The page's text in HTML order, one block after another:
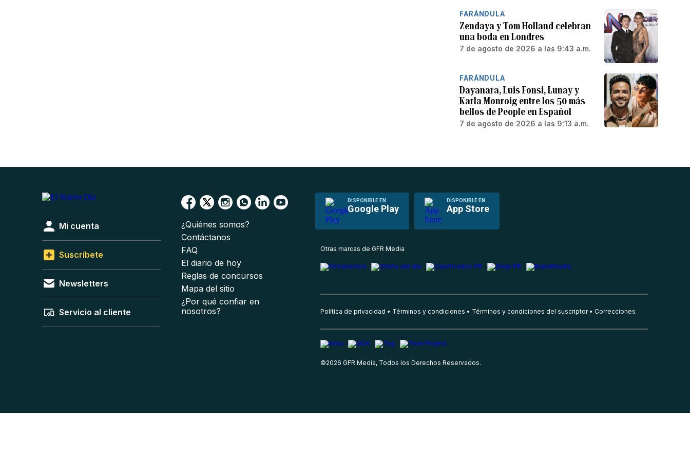
FARÁNDULA
Zendaya y Tom Holland celebran
una boda en Londres
7 de agosto de 2026 a las 9:43 a.m.
FARÁNDULA
Dayanara, Luis Fonsi, Lunay y
Karla Monroig entre los 50 más
bellos de People en Español
7 de agosto de 2026 a las 9:13 a.m.
DISPONIBLE EN
Google Play
DISPONIBLE EN
App Store
Mi cuenta
Suscríbete
Newsletters
Servicio al cliente
¿Quiénes somos?
Contáctanos
FAQ
El diario de hoy
Reglas de concursos
Mapa del sitio
¿Por qué confiar en
nosotros?
Otras marcas de GFR Media
Política de privacidad Términos y condiciones Términos y condiciones del suscriptor Correcciones
©2026 GFR Media, Todos los Derechos Reservados.